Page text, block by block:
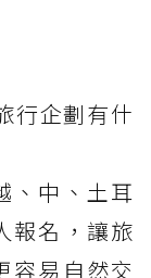
行企劃有什
、中、土耳
報名，讓旅
容易自然交